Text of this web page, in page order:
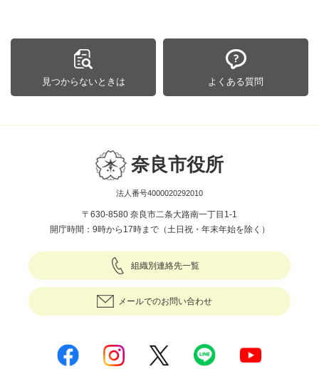
見つからないときは よくある質問
奈良市役所
法人番号4000020292010
〒630-8580 奈良市二条大路南一丁目1-1
開庁時間：9時から17時まで（土日祝・年末年始を除く）
組織別連絡先一覧
メールでのお問い合わせ